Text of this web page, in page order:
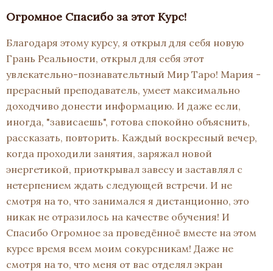
Огромное Спасибо за этот Курс!
Благодаря этому курсу, я открыл для себя новую
Грань Реальности, открыл для себя этот
увлекательно-познавательтный Мир Таро! Мария -
прерасный преподаватель, умеет максимально
доходчиво донести информацию. И даже если,
иногда, "зависаешь", готова спокойно объяснить,
рассказать, повторить. Каждый воскресный вечер,
когда проходили занятия, заряжал новой
энергетикой, приоткрывал завесу и заставлял с
нетерпением ждать следующей встречи. И не
смотря на то, что занимался я дистанционно, это
никак не отразилось на качестве обучения! И
Спасибо Огромное за проведённоё вместе на этом
курсе время всем моим сокурсникам! Даже не
смотря на то, что меня от вас отделял экран